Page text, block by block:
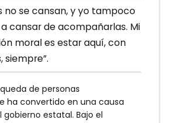
no se cansan, y yo tampoco
cansar de acompañarlas. Mi
moral es estar aquí, con
siempre”.
de personas
ha convertido en una causa
gobierno estatal. Bajo el